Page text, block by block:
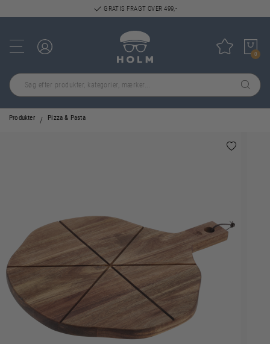
GRATIS FRAGT OVER 499,-
Tilføj til
0
Produkter Pizza & Pasta